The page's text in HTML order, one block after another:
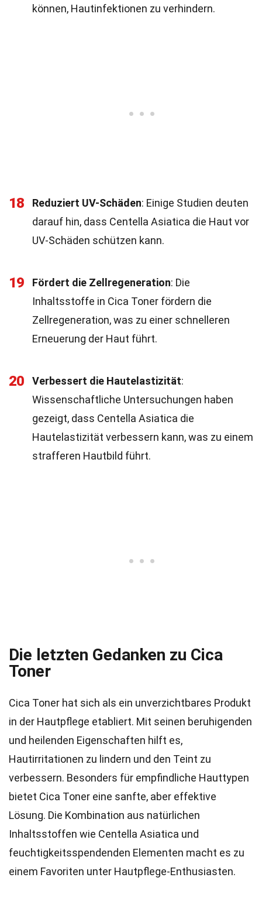
können, Hautinfektionen zu verhindern.
18 Reduziert UV-Schäden: Einige Studien deuten
darauf hin, dass Centella Asiatica die Haut vor
UV-Schäden schützen kann.
19 Fördert die Zellregeneration: Die
Inhaltsstoffe in Cica Toner fördern die
Zellregeneration, was zu einer schnelleren
Erneuerung der Haut führt.
20 Verbessert die Hautelastizität:
Wissenschaftliche Untersuchungen haben
gezeigt, dass Centella Asiatica die
Hautelastizität verbessern kann, was zu einem
strafferen Hautbild führt.
Die letzten Gedanken zu Cica
Toner
Cica Toner hat sich als ein unverzichtbares Produkt
in der Hautpflege etabliert. Mit seinen beruhigenden
und heilenden Eigenschaften hilft es,
Hautirritationen zu lindern und den Teint zu
verbessern. Besonders für empfindliche Hauttypen
bietet Cica Toner eine sanfte, aber effektive
Lösung. Die Kombination aus natürlichen
Inhaltsstoffen wie Centella Asiatica und
feuchtigkeitsspendenden Elementen macht es zu
einem Favoriten unter Hautpflege-Enthusiasten.